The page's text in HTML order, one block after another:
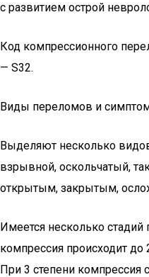
с развитием острой
Код компрессионного
— S32.
Виды переломов и
Выделяют несколько
взрывной, оскольчатый,
открытым, закрытым,
Имеется несколько
компрессия происходит до
При 3 степени компрессия